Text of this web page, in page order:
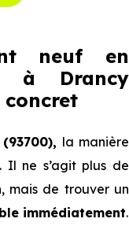
neuf en
à Drancy
la manière
Il ne s’agit plus de
mais de trouver un
immédiatement.